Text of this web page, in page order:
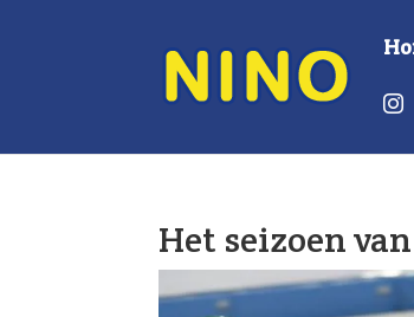
I
n
t
a
Het seizoen